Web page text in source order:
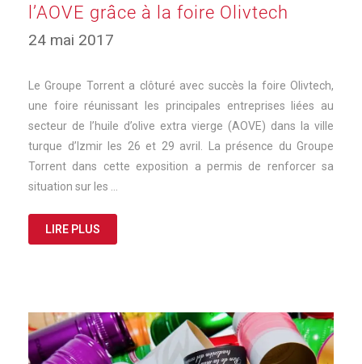
l’AOVE grâce à la foire Olivtech
24 mai 2017
Le Groupe Torrent a clôturé avec succès la foire Olivtech,
une foire réunissant les principales entreprises liées au
secteur de l’huile d’olive extra vierge (AOVE) dans la ville
turque d’Izmir les 26 et 29 avril. La présence du Groupe
Torrent dans cette exposition a permis de renforcer sa
situation sur les …
LIRE PLUS